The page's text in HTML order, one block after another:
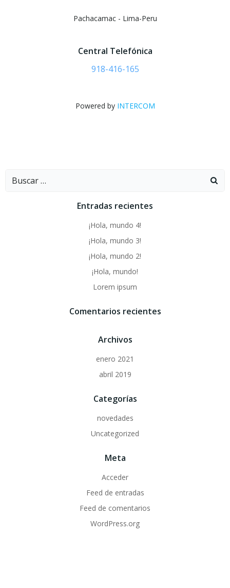
Pachacamac - Lima-Peru
Central Telefónica
918-416-165
Powered by INTERCOM
Buscar:
Entradas recientes
¡Hola, mundo 4!
¡Hola, mundo 3!
¡Hola, mundo 2!
¡Hola, mundo!
Lorem ipsum
Comentarios recientes
Archivos
enero 2021
abril 2019
Categorías
novedades
Uncategorized
Meta
Acceder
Feed de entradas
Feed de comentarios
WordPress.org